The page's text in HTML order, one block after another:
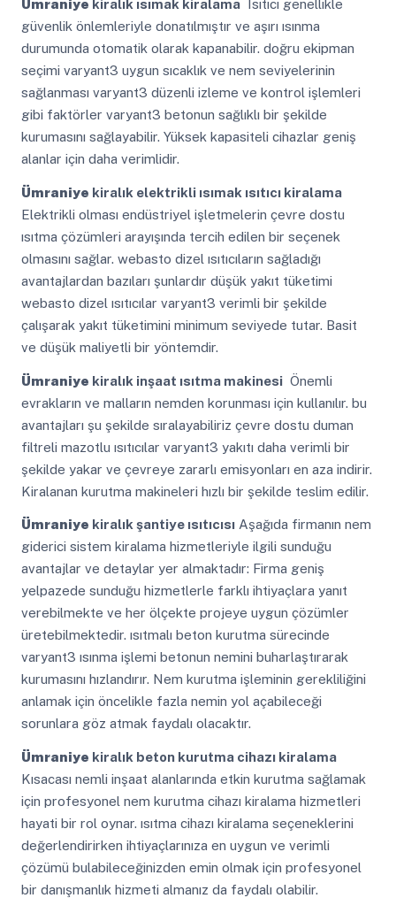
Ümraniye kiralık ısımak kiralamaIsıtıcı genellikle
güvenlik önlemleriyle donatılmıştır ve aşırı ısınma
durumunda otomatik olarak kapanabilir. doğru ekipman
seçimi varyant3 uygun sıcaklık ve nem seviyelerinin
sağlanması varyant3 düzenli izleme ve kontrol işlemleri
gibi faktörler varyant3 betonun sağlıklı bir şekilde
kurumasını sağlayabilir. Yüksek kapasiteli cihazlar geniş
alanlar için daha verimlidir.
Ümraniye kiralık elektrikli ısımak ısıtıcı kiralama
Elektrikli olması endüstriyel işletmelerin çevre dostu
ısıtma çözümleri arayışında tercih edilen bir seçenek
olmasını sağlar. webasto dizel ısıtıcıların sağladığı
avantajlardan bazıları şunlardır düşük yakıt tüketimi
webasto dizel ısıtıcılar varyant3 verimli bir şekilde
çalışarak yakıt tüketimini minimum seviyede tutar. Basit
ve düşük maliyetli bir yöntemdir.
Ümraniye kiralık inşaat ısıtma makinesiÖnemli
evrakların ve malların nemden korunması için kullanılır. bu
avantajları şu şekilde sıralayabiliriz çevre dostu duman
filtreli mazotlu ısıtıcılar varyant3 yakıtı daha verimli bir
şekilde yakar ve çevreye zararlı emisyonları en aza indirir.
Kiralanan kurutma makineleri hızlı bir şekilde teslim edilir.
Ümraniye kiralık şantiye ısıtıcısıAşağıda firmanın nem
giderici sistem kiralama hizmetleriyle ilgili sunduğu
avantajlar ve detaylar yer almaktadır: Firma geniş
yelpazede sunduğu hizmetlerle farklı ihtiyaçlara yanıt
verebilmekte ve her ölçekte projeye uygun çözümler
üretebilmektedir. ısıtmalı beton kurutma sürecinde
varyant3 ısınma işlemi betonun nemini buharlaştırarak
kurumasını hızlandırır. Nem kurutma işleminin gerekliliğini
anlamak için öncelikle fazla nemin yol açabileceği
sorunlara göz atmak faydalı olacaktır.
Ümraniye kiralık beton kurutma cihazı kiralama
Kısacası nemli inşaat alanlarında etkin kurutma sağlamak
için profesyonel nem kurutma cihazı kiralama hizmetleri
hayati bir rol oynar. ısıtma cihazı kiralama seçeneklerini
değerlendirirken ihtiyaçlarınıza en uygun ve verimli
çözümü bulabileceğinizden emin olmak için profesyonel
bir danışmanlık hizmeti almanız da faydalı olabilir.